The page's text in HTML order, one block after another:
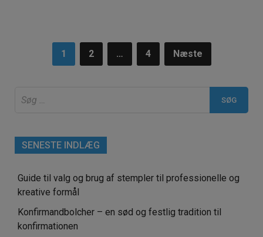
Navigation
indlæg
1 2 … 4 Næste
efter:
SENESTE INDLÆG
Guide til valg og brug af stempler til professionelle og
kreative formål
Konfirmandbolcher – en sød og festlig tradition til
konfirmationen